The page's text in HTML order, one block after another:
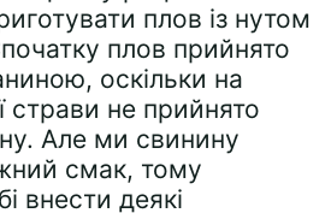
плов із нутом
плов прийнято
оскільки на
страви не прийнято
Але ми свинину
смак, тому
внести деякі